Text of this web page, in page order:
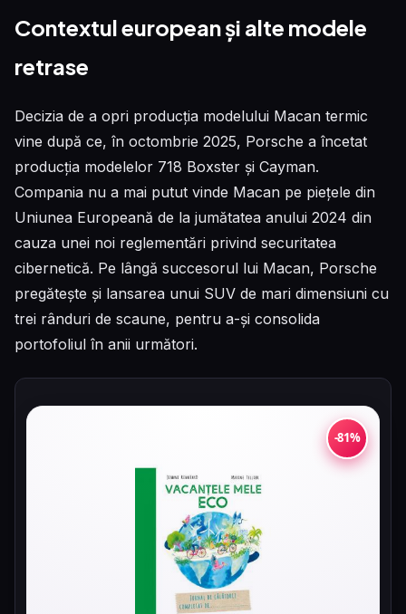
Contextul european și alte modele
retrase
Decizia de a opri producția modelului Macan termic
vine după ce, în octombrie 2025, Porsche a încetat
producția modelelor 718 Boxster și Cayman.
Compania nu a mai putut vinde Macan pe piețele din
Uniunea Europeană de la jumătatea anului 2024 din
cauza unei noi reglementări privind securitatea
cibernetică. Pe lângă succesorul lui Macan, Porsche
pregătește și lansarea unui SUV de mari dimensiuni cu
trei rânduri de scaune, pentru a-și consolida
portofoliul în anii următori.
-81%